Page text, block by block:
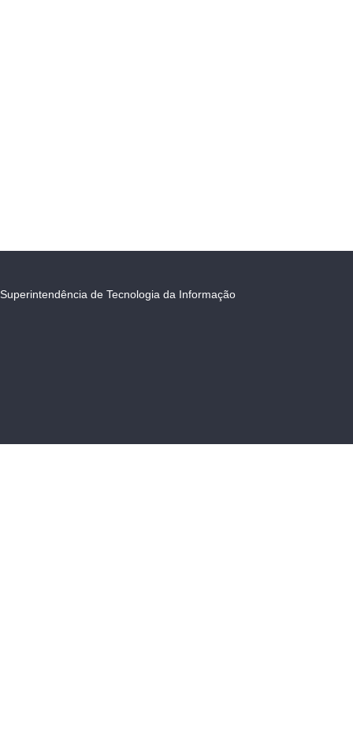
Superintendência de Tecnologia da Informação